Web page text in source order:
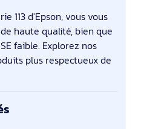
113 d'Epson, vous vous
haute qualité, bien que
faible. Explorez nos
plus respectueux de